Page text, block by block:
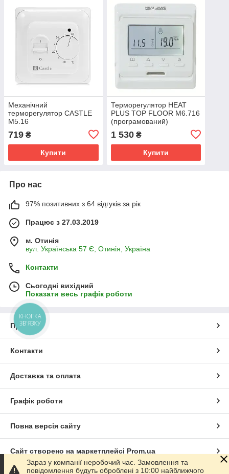
Механічний
терморегулятор CASTLE
M5.16
719 ₴
Купити
Терморегулятор HEAT
PLUS TOP FLOOR M6.716
(програмований)
1 530₴
Купити
Про нас
97% позитивних з 64 відгуків за рік
Працює з 27.03.2019
м. Отинія
вул. Українська 57 Є, Отинія, Україна
Контакти
Сьогодні вихідний
Показати весь графік роботи
Про нас
Контакти
Доставка та оплата
Графік роботи
Повна версія сайту
Сайт створено на маркетплейсі Prom.ua
Зараз у компанії неробочий час. Замовлення та
повідомлення будуть оброблені з 10:00 найближчого
КНОПКА
ЗВ'ЯЗКУ